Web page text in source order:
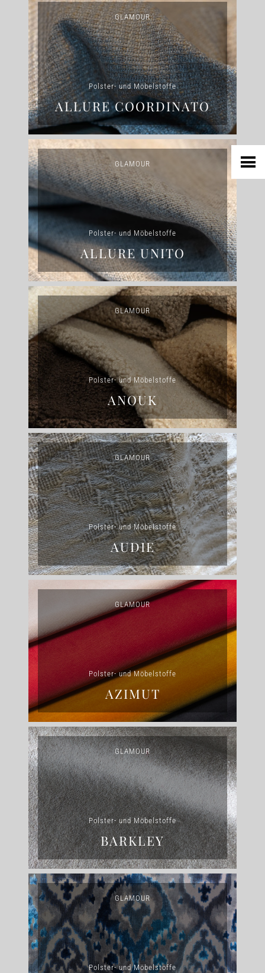
HOME
UNTERNEHMEN
LEDER
FELL
TEXTIL
ECO FRIENDLY
SHOP PELLEBELLE
PRODUKTE
DIENSTLEISTUNGEN
KNOW HOW
NEWS
KONTAKT
GLAMOUR
Polster- und Möbelstoffe
ALLURE COORDINATO
GLAMOUR
Polster- und Möbelstoffe
ALLURE UNITO
GLAMOUR
Polster- und Möbelstoffe
ANOUK
GLAMOUR
Polster- und Möbelstoffe
AUDIE
GLAMOUR
Polster- und Möbelstoffe
AZIMUT
GLAMOUR
Polster- und Möbelstoffe
BARKLEY
GLAMOUR
Polster- und Möbelstoffe